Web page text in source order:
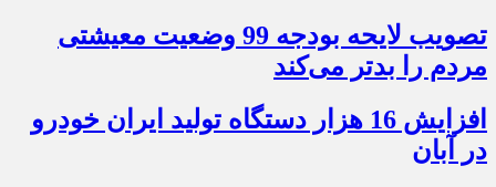
تصویب لایحه بودجه 99 وضعیت معیشتی
مردم را بدتر می‌کند
افزایش 16 هزار دستگاه تولید ایران خودرو
در آبان